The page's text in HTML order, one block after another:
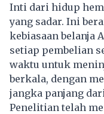
Inti dari hidup
yang sadar. Ini
kebiasaan belanja
setiap pembelian
waktu untuk
berkala, dengan
jangka panjang
Penelitian telah